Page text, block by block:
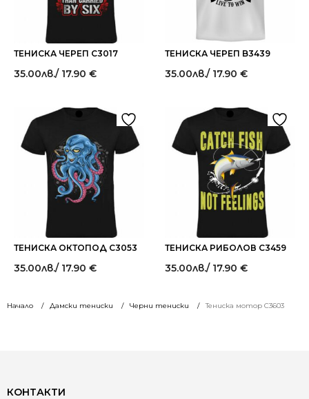
Начало Дамски тениски Черни тениски Тениска мотор C3603
ТЕНИСКА ЧЕРЕП C3017
35.00лв./ 17.90 €
ТЕНИСКА ЧЕРЕП B3439
35.00лв./ 17.90 €
ТЕНИСКА ОКТОПОД C3053
35.00лв./ 17.90 €
ТЕНИСКА РИБОЛОВ C3459
35.00лв./ 17.90 €
КОНТАКТИ